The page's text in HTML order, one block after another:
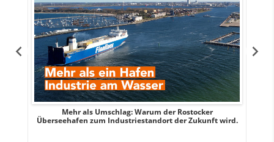
Mehr als Umschlag: Warum der Rostocker
Überseehafen zum Industriestandort der Zukunft wird.